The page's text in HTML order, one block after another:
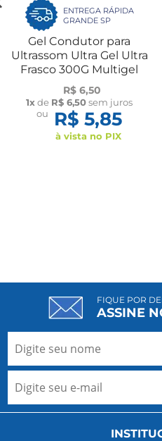
ENTREGA RÁPIDA
GRANDE SP
Gel Condutor para
Ultrassom Ultra Gel Ultra
Frasco 300G Multigel
R$ 6,50
1xde R$ 6,50sem juros
ou
R$ 5,85
à vista no PIX
FIQUE POR
ASSINE